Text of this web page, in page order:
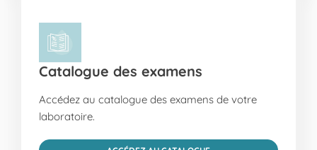
Catalogue des examens
Accédez au catalogue des examens de votre
laboratoire.